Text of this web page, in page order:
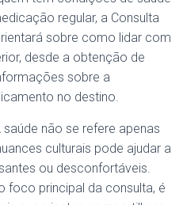
regular, a Consulta
sobre como lidar com
desde a obtenção de
sobre a
no destino.
saúde não se refere apenas
culturais pode ajudar a
ou desconfortáveis.
foco principal da consulta, é